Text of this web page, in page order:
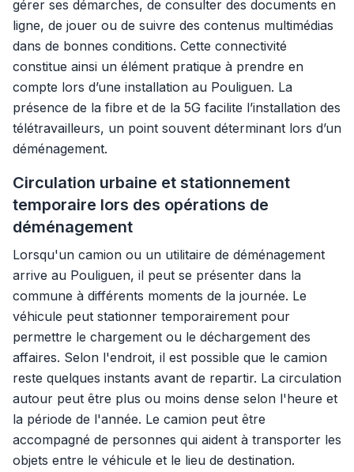
gérer ses démarches, de consulter des documents en
ligne, de jouer ou de suivre des contenus multimédias
dans de bonnes conditions. Cette connectivité
constitue ainsi un élément pratique à prendre en
compte lors d’une installation au Pouliguen. La
présence de la fibre et de la 5G facilite l’installation des
télétravailleurs, un point souvent déterminant lors d’un
déménagement.
Circulation urbaine et stationnement
temporaire lors des opérations de
déménagement
Lorsqu'un camion ou un utilitaire de déménagement
arrive au Pouliguen, il peut se présenter dans la
commune à différents moments de la journée. Le
véhicule peut stationner temporairement pour
permettre le chargement ou le déchargement des
affaires. Selon l'endroit, il est possible que le camion
reste quelques instants avant de repartir. La circulation
autour peut être plus ou moins dense selon l'heure et
la période de l'année. Le camion peut être
accompagné de personnes qui aident à transporter les
objets entre le véhicule et le lieu de destination.